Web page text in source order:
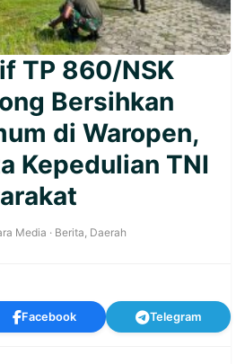
TP 860/NSK
Bersihkan
di Waropen,
Kepedulian TNI
Media · Berita, Daerah
Facebook Telegram